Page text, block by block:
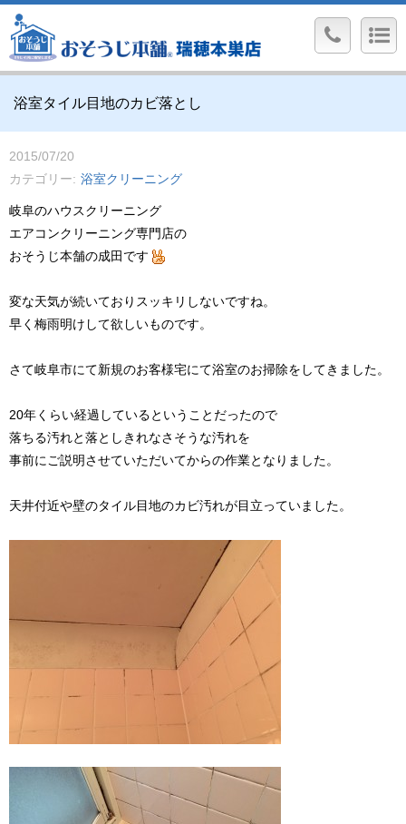
浴室タイル目地のカビ落とし
2015/07/20
カテゴリー
浴室クリーニング
岐阜のハウスクリーニング
エアコンクリーニング専門店の
おそうじ本舗の成田です
変な天気が続いておりスッキリしないですね。
早く梅雨明けして欲しいものです。
さて岐阜市にて新規のお客様宅にて浴室のお掃除をしてきました。
20年くらい経過しているということだったので
落ちる汚れと落としきれなさそうな汚れを
事前にご説明させていただいてからの作業となりました。
天井付近や壁のタイル目地のカビ汚れが目立っていました。